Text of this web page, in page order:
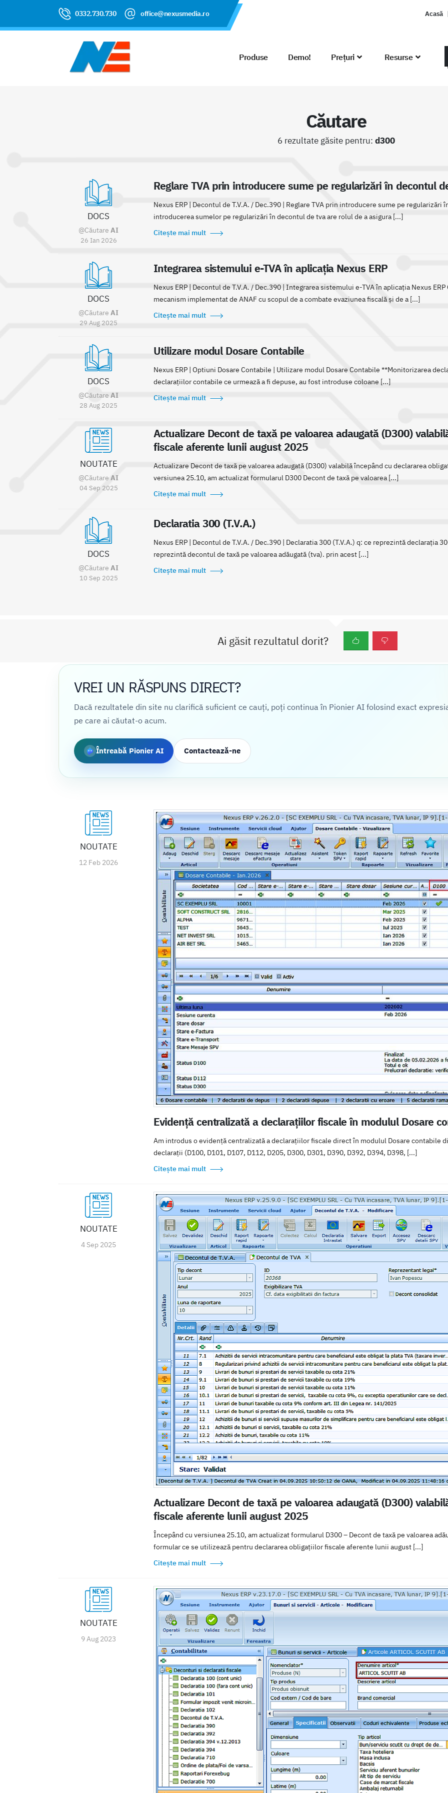
0332.730.730 office@nexusmedia.ro Acasă
Produse Demo! Prețuri Resurse
Căutare
6 rezultate găsite pentru: d300
DOCS
@Căutare AI
26 Ian 2026
Reglare TVA prin introducere sume pe regularizări în decontul
Nexus ERP | Decontul de T.V.A. / Dec.390 | Reglare TVA prin introducere sume pe
introducerea sumelor pe regularizări în decontul de tva are rolul de a asigura [...]
Citește mai mult
DOCS
@Căutare AI
29 Aug 2025
Integrarea sistemului e-TVA în aplicația Nexus ERP
Nexus ERP | Decontul de T.V.A. / Dec.390 | Integrarea sistemului e-TVA în aplicația Nexus
mecanism implementat de ANAF cu scopul de a combate evaziunea fiscală și de a [...]
Citește mai mult
DOCS
@Căutare AI
28 Aug 2025
Utilizare modul Dosare Contabile
Nexus ERP | Optiuni Dosare Contabile | Utilizare modul Dosare Contabile **Monitorizarea
declarațiilor contabile ce urmează a fi depuse, au fost introduse coloane [...]
Citește mai mult
NOUTATE
@Căutare AI
04 Sep 2025
Actualizare Decont de taxă pe valoarea adaugată (D300)
fiscale aferente lunii august 2025
Actualizare Decont de taxă pe valoarea adaugată (D300) valabilă începând cu declararea
versiunea 25.10, am actualizat formularul D300 Decont de taxă pe valoarea [...]
Citește mai mult
DOCS
@Căutare AI
10 Sep 2025
Declaratia 300 (T.V.A.)
Nexus ERP | Decontul de T.V.A. / Dec.390 | Declaratia 300 (T.V.A.) q: ce reprezintă declarația
reprezintă decontul de taxă pe valoarea adăugată (tva). prin acest [...]
Citește mai mult
Ai găsit rezultatul dorit?
VREI UN RĂSPUNS DIRECT?
Dacă rezultatele din site nu clarifică suficient ce cauți, poți continua în Pionier AI folosind exact
pe care ai căutat-o acum.
Întreabă Pionier AI Contactează-ne
NOUTATE
12 Feb 2026
Evidență centralizată a declarațiilor fiscale în modulul Dosare
Am introdus o evidență centralizată a declarațiilor fiscale direct în modulul Dosare contabile
declarații (D100, D101, D107, D112, D205, D300, D301, D390, D392, D394, D398, [...]
Citește mai mult
NOUTATE
4 Sep 2025
Actualizare Decont de taxă pe valoarea adaugată (D300)
fiscale aferente lunii august 2025
Începând cu versiunea 25.10, am actualizat formularul D300 – Decont de taxă pe valoarea
formular ce se utilizează pentru declararea obligațiilor fiscale aferente lunii august [...]
Citește mai mult
NOUTATE
9 Aug 2023